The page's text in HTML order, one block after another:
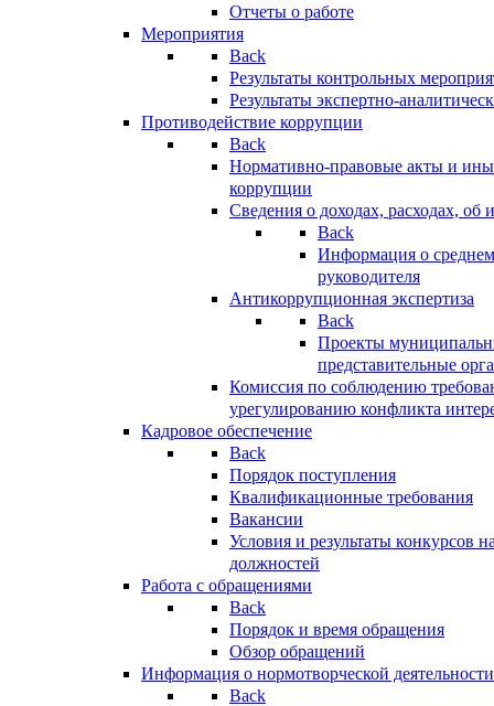
Отчеты о работе
Мероприятия
Back
Результаты контрольных
Результаты экспертно-
Противодействие коррупции
Back
Нормативно-правовые акты и
коррупции
Сведения о доходах, расходах, об
Back
Информация о
руководителя
Антикоррупционная экспертиза
Back
Проекты
представительные
Комиссия по соблюдению
урегулированию конфликта
Кадровое обеспечение
Back
Порядок поступления
Квалификационные требования
Вакансии
Условия и результаты конкурсов
должностей
Работа с обращениями
Back
Порядок и время обращения
Обзор обращений
Информация о нормотворческой деятельности
Back